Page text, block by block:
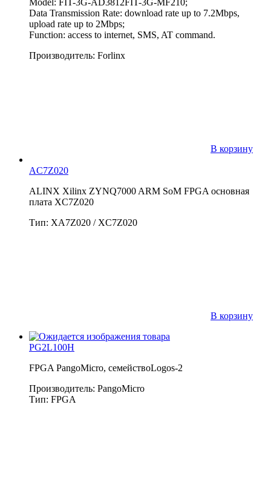
Data Transmission Rate: download rate up to 7.2Mbps,
upload rate up to 2Mbps;
Function: access to internet, SMS, AT command.
Производитель: Forlinx
В корзину
AC7Z020
ALINX Xilinx ZYNQ7000 ARM SoM FPGA основная
плата XC7Z020
Тип: XA7Z020 / XC7Z020
В корзину
PG2L100H
FPGA PangoMicro, семействоLogos-2
Производитель: PangoMicro
Тип: FPGA